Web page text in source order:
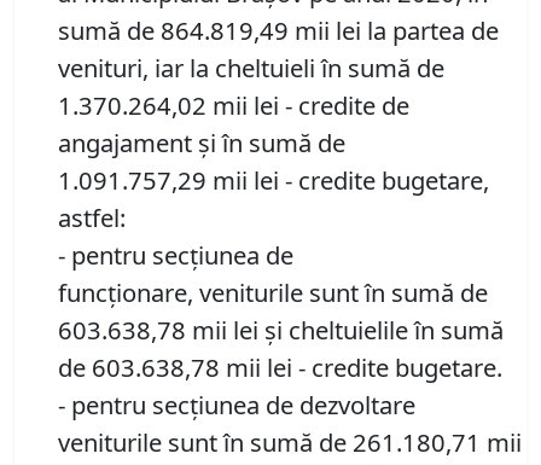
sumă de 864.819,49 mii lei la partea de
venituri, iar la cheltuieli în sumă de
1.370.264,02 mii lei - credite de
angajament și în sumă de
1.091.757,29 mii lei - credite bugetare,
astfel:
- pentru secțiunea de
funcționare, veniturile sunt în sumă de
603.638,78 mii lei și cheltuielile în sumă
de 603.638,78 mii lei - credite bugetare.
- pentru secțiunea de dezvoltare
veniturile sunt în sumă de 261.180,71 mii